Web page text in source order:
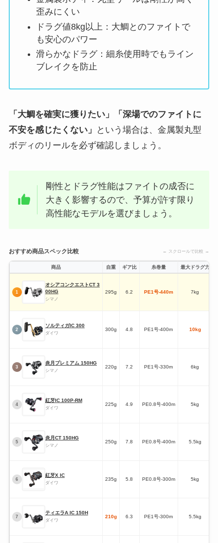
歪みにくい
ドラグ値8kg以上：大鯛とのファイトで
も安心のパワー
滑らかなドラグ：細糸使用時でもライン
ブレイクを防止
「大鯛を確実に獲りたい」「深場でのファイトに
不安を感じたくない」
という場合は、金属製丸型
ボディのリールを必ず確認しましょう。
剛性とドラグ性能はファイトの成否に
大きく影響するので、予算が許す限り
高性能なモデルを選びましょう。
おすすめ商品スペック比較 ← スクロールで比較 →
商品 自重 ギア比 糸巻量 最大ドラグ力
1
オシアコンクエストCT 3
00HG
シマノ
295g 6.2 PE1号-440m 7kg
2
ソルティガIC 300
ダイワ
300g 4.8 PE1号-400m 10kg
3
炎月プレミアム 150HG
シマノ
220g 7.2 PE1号-330m 6kg
4
紅牙IC 100P-RM
ダイワ
225g 4.9 PE0.8号-400m 5kg
5
炎月CT 150HG
シマノ
250g 7.8 PE0.8号-400m 5.5kg
6
紅牙X IC
ダイワ
235g 5.8 PE0.8号-300m 5kg
7
ティエラA IC 150H
ダイワ
210g 6.3 PE1号-300m 5.5kg